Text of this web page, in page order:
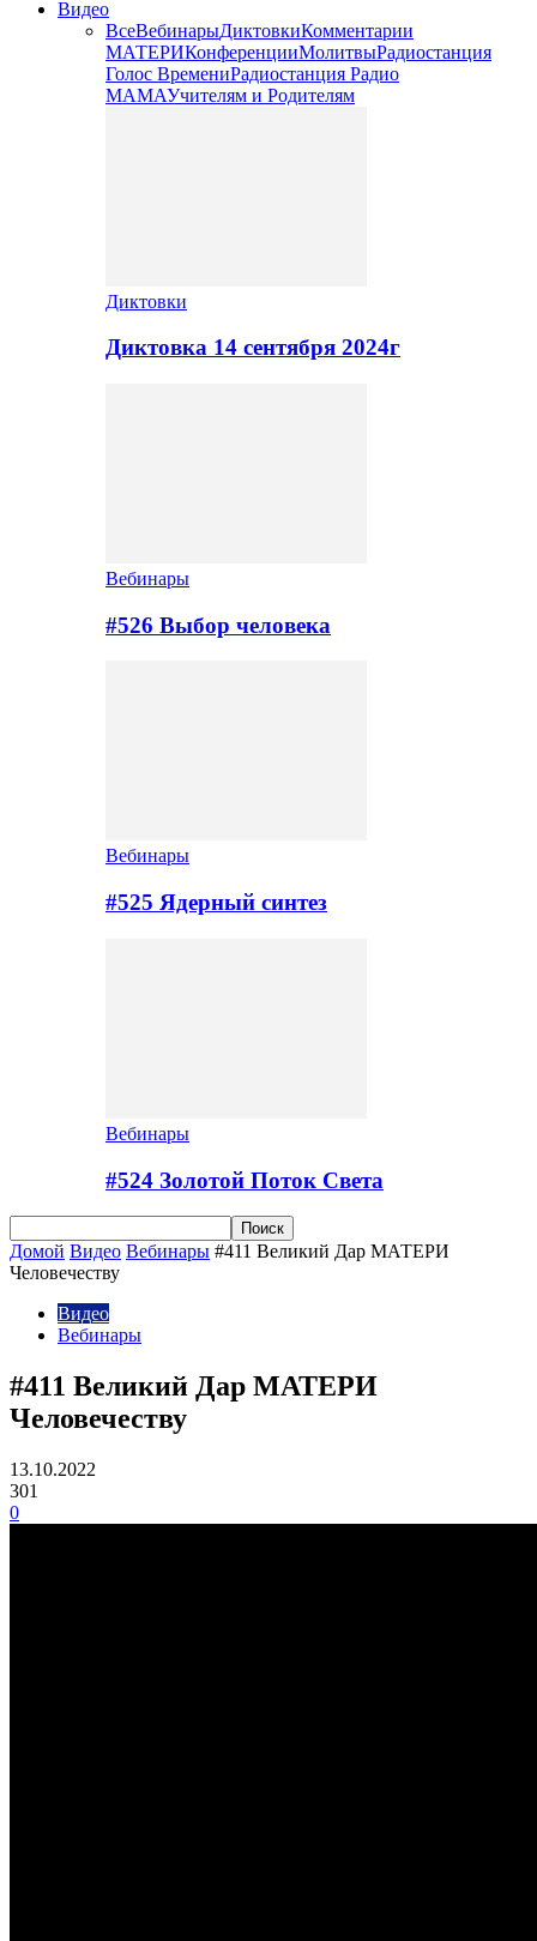
Видео
ВсеВебинарыДиктовкиКомментарии
МАТЕРИКонференцииМолитвыРадиостанция
Голос ВремениРадиостанция Радио
МАМАУчителям и Родителям
Диктовки
Диктовка 14 сентября 2024г
Вебинары
#526 Выбор человека
Вебинары
#525 Ядерный синтез
Вебинары
#524 Золотой Поток Cвета
Домой Видео Вебинары #411 Великий Дар МАТЕРИ
Человечеству
Видео
Вебинары
#411 Великий Дар МАТЕРИ
Человечеству
13.10.2022
301
0